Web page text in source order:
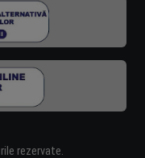
rezervate.